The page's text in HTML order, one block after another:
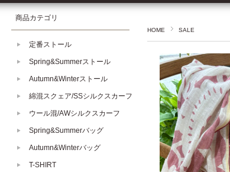
HOME SALE
商品カテゴリ
定番ストール
Spring&Summerストール
Autumn&Winterストール
綿混スクェア/SSシルクスカーフ
ウール混/AWシルクスカーフ
Spring&Summerバッグ
Autumn&Winterバッグ
T-SHIRT